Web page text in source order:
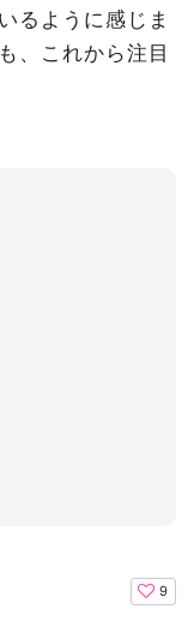
るように感じま
、これから注目
9